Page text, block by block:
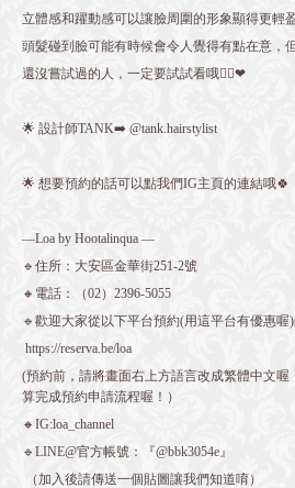
立體感和躍動感可以讓臉周圍的形象顯得更輕
頭髮碰到臉可能有時候會令人覺得有點在意，
還沒嘗試過的人，一定要試試看哦👍🏻❤
🌟 設計師TANK➡️ @tank.hairstylist
🌟 想要預約的話可以點我們IG主頁的連結哦🍀
—Loa by Hootalinqua —
🔹住所：大安區金華街251-2號
🔸電話：（02）2396-5055
🔹歡迎大家從以下平台預約(用這平台有優惠喔
https://reserva.be/loa
(預約前，請將畫面右上方語言改成繁體中文
算完成預約申請流程喔！）
🔸IG:loa_channel
🔹LINE@官方帳號：『@bbk3054e』
（加入後請傳送一個貼圖讓我們知道唷）